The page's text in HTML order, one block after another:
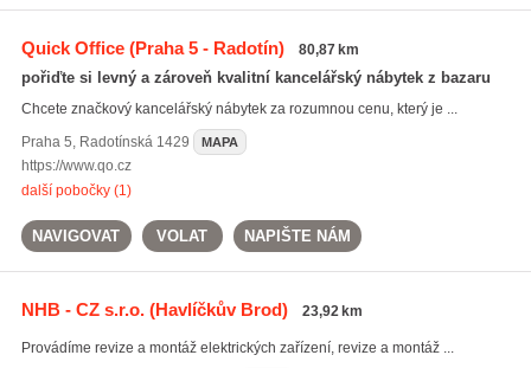
Quick Office(Praha 5 - Radotín) 80,87 km
pořiďte si levný a zároveň kvalitní kancelářský nábytek z bazaru
Chcete značkový kancelářský nábytek za rozumnou cenu, který je ...
Praha 5, Radotínská 1429 MAPA
https://www.qo.cz
další pobočky (1)
NAVIGOVAT VOLAT NAPIŠTE NÁM
NHB - CZ s.r.o.(Havlíčkův Brod) 23,92 km
Provádíme revize a montáž elektrických zařízení, revize a montáž ...